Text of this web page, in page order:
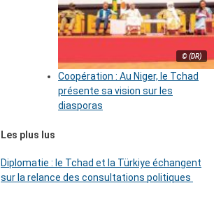
© (DR)
Coopération : Au Niger, le Tchad
présente sa vision sur les
diasporas
Les plus lus
Diplomatie : le Tchad et la Türkiye échangent
sur la relance des consultations politiques